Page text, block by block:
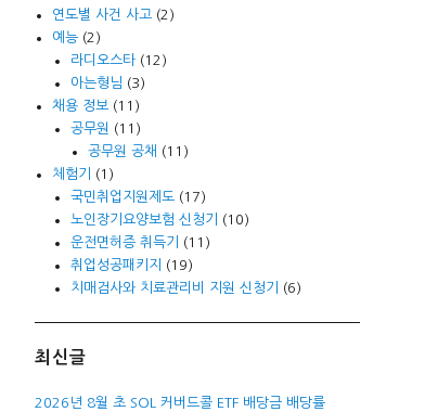
연도별 사건 사고 (2)
예능 (2)
라디오스타(12)
아는형님 (3)
채용 정보 (11)
공무원
(11)
공무원 공채 (11)
체험기
(1)
국민취업지원제도(17)
노인장기요양보험 신청기
(10)
운전면허증 취득기
(11)
취업성공패키지
(19)
치매검사와 치료관리비 지원 신청기
(6)
최신글
2026년 8월 초 SOL 커버드콜 ETF 배당금 배당률